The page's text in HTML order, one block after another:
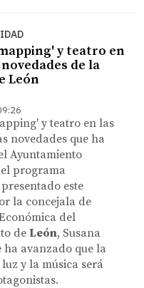
y teatro en
de la
León
y teatro en las
novedades que ha
Ayuntamiento
programa
presentado este
la concejala de
del
deLeón, Susana
ha avanzado que la
y la música será